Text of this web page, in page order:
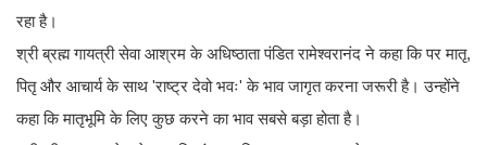
रहा है।
श्री ब्रह्म गायत्री सेवा आश्रम के अधिष्ठाता पंडित रामेश्वरानंद ने कहा कि पर मातृ,
पितृ और आचार्य के साथ 'राष्ट्र देवो भवः' के भाव जागृत करना जरूरी है। उन्होंने
कहा कि मातृभूमि के लिए कुछ करने का भाव सबसे बड़ा होता है।